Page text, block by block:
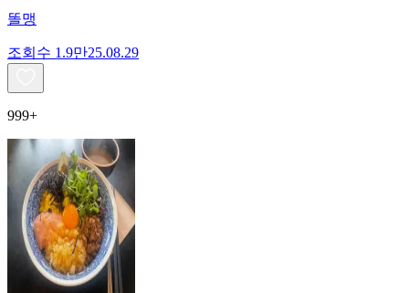
똘맹
조회수 1.9만25.08.29
999+